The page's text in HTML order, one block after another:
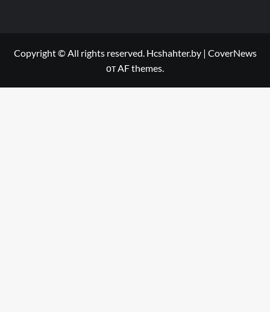
Copyright © All rights reserved. Hcshahter.by | CoverNews
от AF themes.